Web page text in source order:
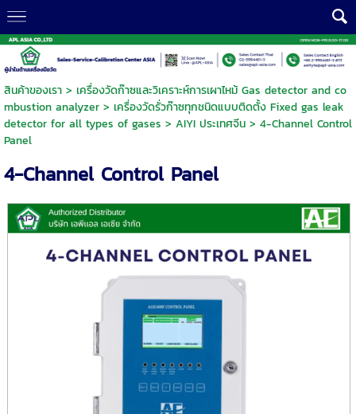
สินค้าของเรา> เครื่องวัดก๊าซและวิเคราะห์การเผาไหม้ Gas detector and co
mbustion analyzer> เครื่องวัดรั่วก๊าซทุกชนิดแบบติดตั้ง Fixed gas leak
detector for all types of gases > AIYI ประเทศจีน> 4-Channel Control
Panel
4-Channel Control Panel